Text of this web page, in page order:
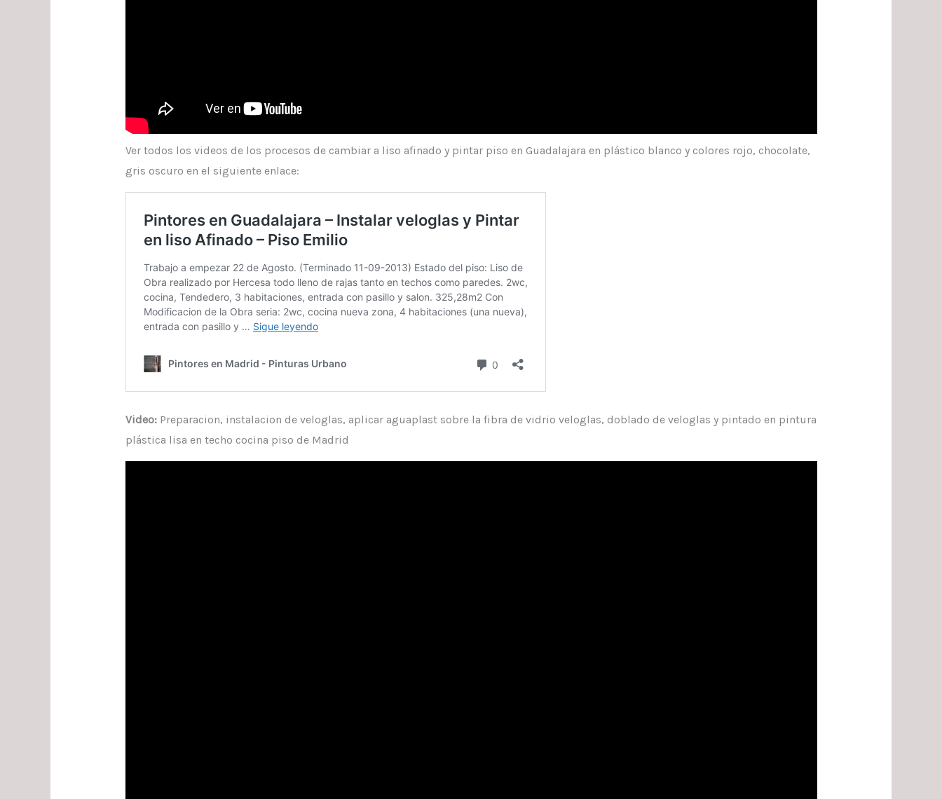
Ver todos los videos de los procesos de cambiar a liso afinado y pintar piso en Guadalajara en plástico blanco y colores rojo, chocolate,
gris oscuro en el siguiente enlace:
Video:Preparacion, instalacion de veloglas, aplicar aguaplast sobre la fibra de vidrio veloglas, doblado de veloglas y pintado en pintura
plástica lisa en techo cocina piso de Madrid